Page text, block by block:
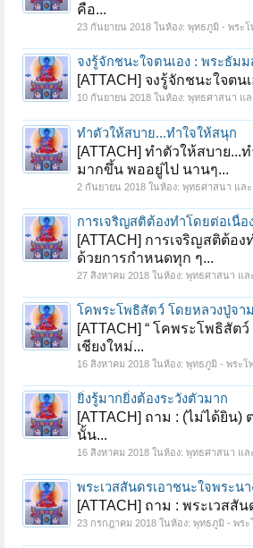
คือ...
23 กันยายน 2018 ในห้อง: พุทธภูมิ - พระโ
จงรู้จักชนะใจตนเอง : พระธัม
[ATTACH] จงรู้จักชนะใจต
10 กันยายน 2018 ในห้อง: พุทธศาสนา แล
ทำตัวให้สบาย...ทำใจให้สนุก
[ATTACH] ทำตัวให้สบาย
มากขึ้น พออยู่ไป นานๆ...
2 กันยายน 2018 ในห้อง: พุทธศาสนา และ
การเจริญสติต้องทำโดยต่อเนื่
[ATTACH] การเจริญสติต้อ
ด้วยการกำหนดทุก ๆ...
27 สิงหาคม 2018 ในห้อง: พุทธศาสนา แล
โคพระโพธิสัตว์ โดยหลวงปู่จ
[ATTACH] “ โคพระโพธิสั
เชียงใหม่...
16 สิงหาคม 2018 ในห้อง: พุทธภูมิ - พระโ
ยิ่งรู้มากยิ่งต้องระวังตัวมาก
[ATTACH] ถาม : (ไม่ได้ยิน
นั้น...
16 สิงหาคม 2018 ในห้อง: พุทธศาสนา แล
พระเวสสันดรเอาชนะใจพระน
[ATTACH] ถาม : พระเวส
23 กรกฎาคม 2018 ในห้อง: พุทธภูมิ - พระ